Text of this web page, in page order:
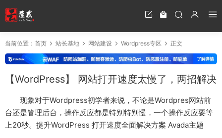
当前位置： 首页 站长基地 网站建设 Wordpress专区 正文
【WordPress】 网站打开速度太慢了，两招解决
现象对于Wordpress初学者来说，不论是Wordpres网站前
台还是管理后台，操作反应都是特别特别慢，一个操作反应要等
上20秒。提升WordPress 打开速度全面解决方案 Avada主题